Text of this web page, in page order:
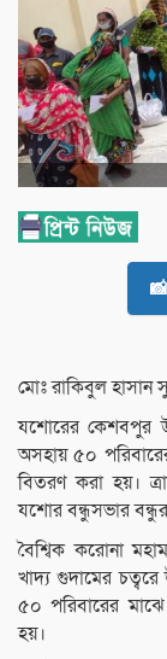
মোঃ রাকিবুল হাসান
যশোরের কেশবপুর
অসহায় ৫০
বিতরণ করা হয়।
যশোর বন্ধুসভার
বৈশ্বিক করোনা
খাদ্য গুদামের চত্বরে
৫০ পরিবারের
হয়।